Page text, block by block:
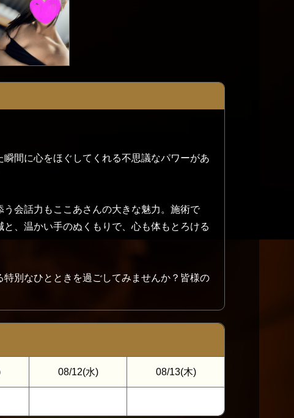
間に心をほぐしてくれる不思議なパワーがあ
会話力もここあさんの大きな魅力。施術で
、温かい手のぬくもりで、心も体もとろける
別なひとときを過ごしてみませんか？皆様の
08/12(水) 08/13(木)